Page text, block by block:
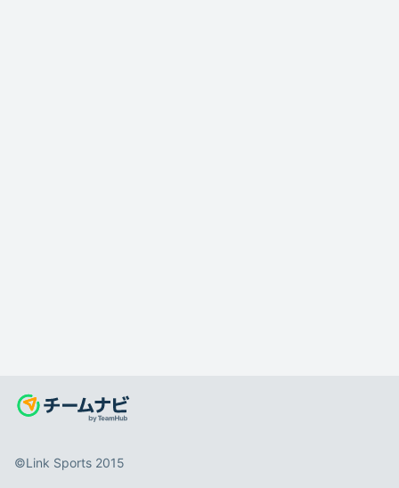
©️Link Sports 2015